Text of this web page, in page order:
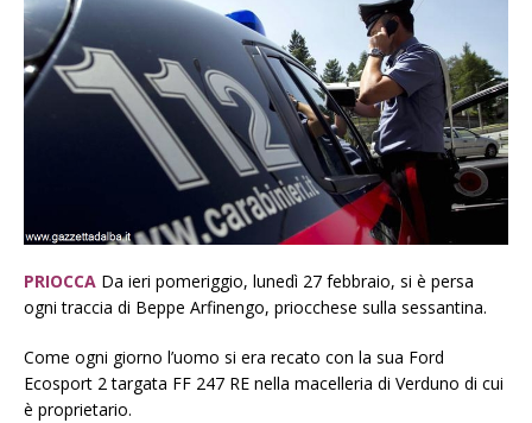
PRIOCCA Da ieri pomeriggio, lunedì 27 febbraio, si è persa
ogni traccia di Beppe Arfinengo, priocchese sulla sessantina.
Come ogni giorno l’uomo si era recato con la sua Ford
Ecosport 2 targata FF 247 RE nella macelleria di Verduno di cui
è proprietario.